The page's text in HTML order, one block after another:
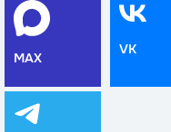
MAX
VK